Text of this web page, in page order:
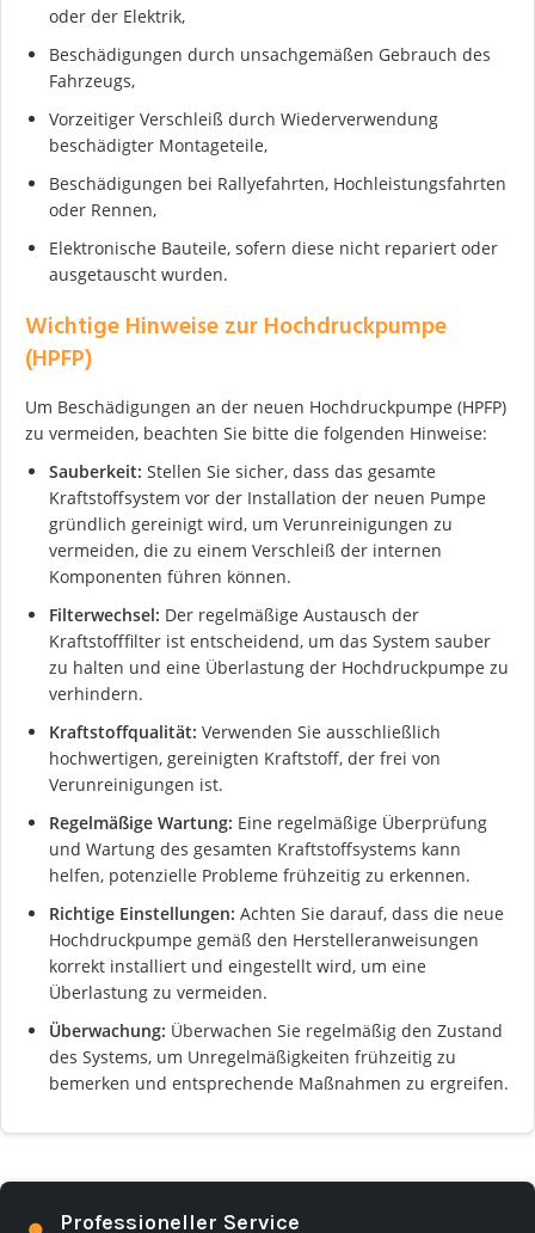
oder der Elektrik,
Beschädigungen durch unsachgemäßen Gebrauch des
Fahrzeugs,
Vorzeitiger Verschleiß durch Wiederverwendung
beschädigter Montageteile,
Beschädigungen bei Rallyefahrten, Hochleistungsfahrten
oder Rennen,
Elektronische Bauteile, sofern diese nicht repariert oder
ausgetauscht wurden.
Wichtige Hinweise zur Hochdruckpumpe
(HPFP)
Um Beschädigungen an der neuen Hochdruckpumpe (HPFP)
zu vermeiden, beachten Sie bitte die folgenden Hinweise:
Sauberkeit: Stellen Sie sicher, dass das gesamte
Kraftstoffsystem vor der Installation der neuen Pumpe
gründlich gereinigt wird, um Verunreinigungen zu
vermeiden, die zu einem Verschleiß der internen
Komponenten führen können.
Filterwechsel: Der regelmäßige Austausch der
Kraftstofffilter ist entscheidend, um das System sauber
zu halten und eine Überlastung der Hochdruckpumpe zu
verhindern.
Kraftstoffqualität: Verwenden Sie ausschließlich
hochwertigen, gereinigten Kraftstoff, der frei von
Verunreinigungen ist.
Regelmäßige Wartung: Eine regelmäßige Überprüfung
und Wartung des gesamten Kraftstoffsystems kann
helfen, potenzielle Probleme frühzeitig zu erkennen.
Richtige Einstellungen: Achten Sie darauf, dass die neue
Hochdruckpumpe gemäß den Herstelleranweisungen
korrekt installiert und eingestellt wird, um eine
Überlastung zu vermeiden.
Überwachung: Überwachen Sie regelmäßig den Zustand
des Systems, um Unregelmäßigkeiten frühzeitig zu
bemerken und entsprechende Maßnahmen zu ergreifen.
Professioneller Service
Ich stimme der DSGVO zu